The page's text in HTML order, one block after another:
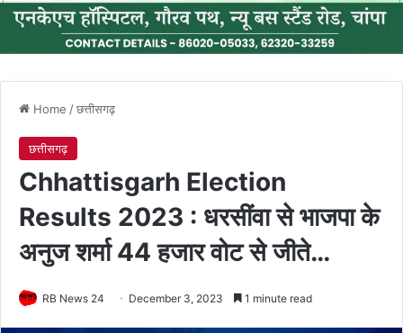
Home /छत्तीसगढ़
छत्तीसगढ़
Chhattisgarh Election
Results 2023 : धरसींवा से भाजपा के
अनुज शर्मा 44 हजार वोट से जीते…
RB News 24 December 3, 2023 1 minute read